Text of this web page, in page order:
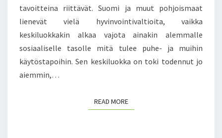
T
A
I
N
I
M
tavoitteina riittävät. Suomi ja muut pohjoismaat
lienevät vielä hyvinvointivaltioita, vaikka
keskiluokkakin alkaa vajota ainakin alemmalle
sosiaaliselle tasolle mitä tulee puhe- ja muihin
käytöstapoihin. Sen keskiluokka on toki todennut jo
aiemmin,…
READ MOREREAD MORE